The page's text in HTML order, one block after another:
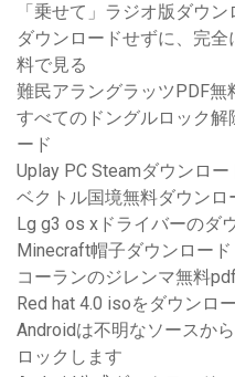
「乗せて」ラジオ版ダウン
ダウンロードせずに、完
料で見る
難民アラングラッツPDF無
すべてのドングルロック
ード
Uplay PC Steamダウンロー
ベクトル国境無料ダウンロ
Lg g3 os xドライバーのダ
Minecraft帽子ダウンロード
コーランのジレンマ無料
Red hat 4.0 isoをダウンロ
Androidは不明なソースか
ロックします